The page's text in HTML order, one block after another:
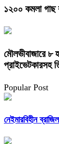
১২০০ কমলা গাছ
মৌলভীবাজারে ৮
প্রাইভেটকারসহ
Popular Post
নেইমারবিহীন